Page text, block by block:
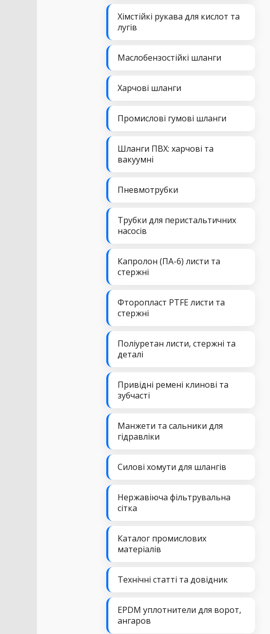
Хімстійкі рукава для кислот та
лугів
Маслобензостійкі шланги
Харчові шланги
Промислові гумові шланги
Шланги ПВХ: харчові та
вакуумні
Пневмотрубки
Трубки для перистальтичних
насосів
Капролон (ПА-6) листи та
стержні
Фторопласт PTFE листи та
стержні
Поліуретан листи, стержні та
деталі
Привідні ремені клинові та
зубчасті
Манжети та сальники для
гідравліки
Силові хомути для шлангів
Нержавіюча фільтрувальна
сітка
Каталог промислових
матеріалів
Технічні статті та довідник
EPDM уплотнители для ворот,
ангаров